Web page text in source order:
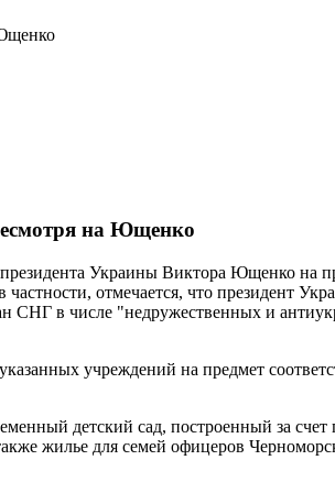
на Ющенко
Украины Виктора Ющенко
отмечается, что президент
в числе "недружественных и
учреждений на предмет
детский сад, построенный за счет
жилье для семей офицеров